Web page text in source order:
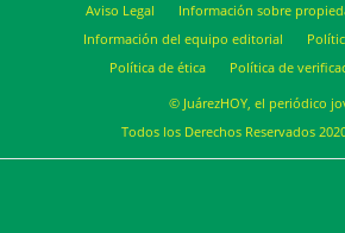
Aviso Legal
Información sobre
Información del equipo editorial
Política de ética
Política de
© JuárezHOY, el periódico
Todos los Derechos Reservados